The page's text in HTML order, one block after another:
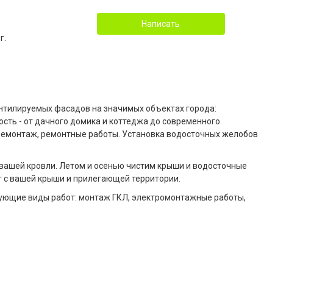
Написать
фасадов на значимых объектах города:
- от дачного домика и коттеджа до современного
ремонтные работы. Установка водосточных желобов
кровли. Летом и осенью чистим крыши и водосточные
с вашей крыши и прилегающей территории.
виды работ: монтаж ГКЛ, электромонтажные работы,